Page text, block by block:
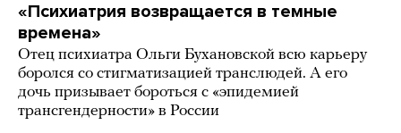
«Психиатрия возвращается в темные
времена»
Отец психиатра Ольги Бухановской всю карьеру
боролся со стигматизацией транслюдей. А его
дочь призывает бороться с «эпидемией
трансгендерности» в России